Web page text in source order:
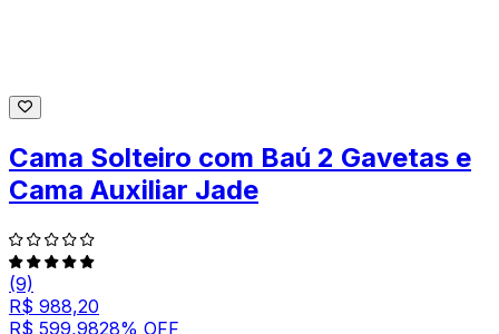
Cama Solteiro com Baú 2 Gavetas e
Cama Auxiliar Jade
(9)
R$ 988,20
R$ 599,9828% OFF